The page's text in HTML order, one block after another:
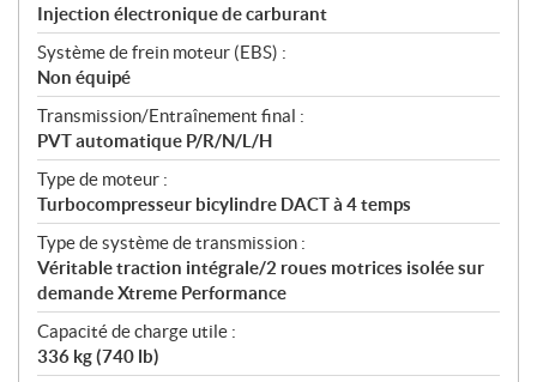
Injection électronique de carburant
Système de frein moteur (EBS) :
Non équipé
Transmission/Entraînement final :
PVT automatique P/R/N/L/H
Type de moteur :
Turbocompresseur bicylindre DACT à 4 temps
Type de système de transmission :
Véritable traction intégrale/2 roues motrices isolée sur
demande Xtreme Performance
Capacité de charge utile :
336 kg (740 lb)